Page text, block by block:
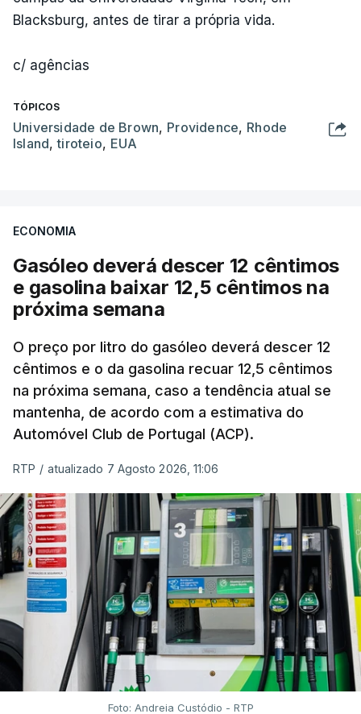
Blacksburg, antes de tirar a própria vida.
c/ agências
TÓPICOS
Universidade de Brown, Providence, Rhode
Island,tiroteio, EUA
ECONOMIA
Gasóleo deverá descer 12 cêntimos
e gasolina baixar 12,5 cêntimos na
próxima semana
O preço por litro do gasóleo deverá descer 12
cêntimos e o da gasolina recuar 12,5 cêntimos
na próxima semana, caso a tendência atual se
mantenha, de acordo com a estimativa do
Automóvel Club de Portugal (ACP).
RTP / atualizado 7 Agosto 2026, 11:06
Foto: Andreia Custódio - RTP